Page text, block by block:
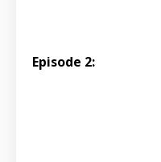
Episode 2: